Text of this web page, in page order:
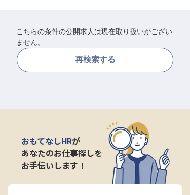
無料 転職サポートに申し込む
採用をお考えの企業様へ
こちらの条件の公開求人は現在取り扱いがござい
ません。
再検索する
おもてなしHRが
あなたのお仕事探しを
お手伝いします！